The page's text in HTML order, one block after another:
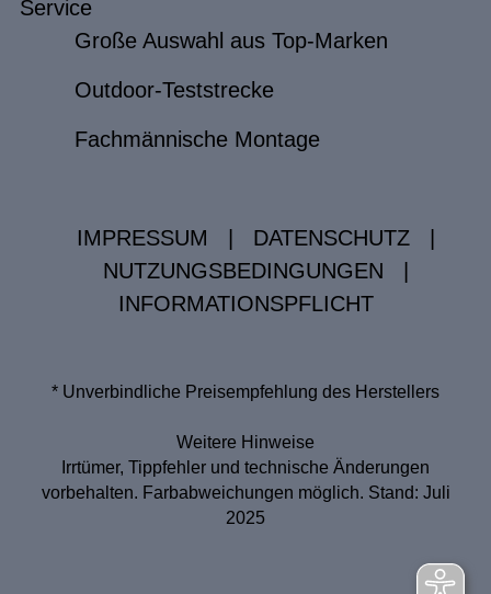
Service
Große Auswahl aus Top-Marken
Outdoor-Teststrecke
Fachmännische Montage
IMPRESSUM DATENSCHUTZ
NUTZUNGSBEDINGUNGEN
INFORMATIONSPFLICHT
* Unverbindliche Preisempfehlung des Herstellers
Weitere Hinweise
Irrtümer, Tippfehler und technische Änderungen
vorbehalten. Farbabweichungen möglich. Stand: Juli
2025